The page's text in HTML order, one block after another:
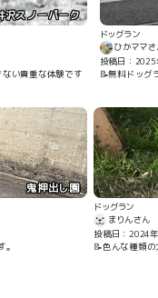
沢スノーパーク
ドッグラン
ひかママさ
投稿日：
📝無料ドッグ
鬼押出し園
ドッグラン
まりんさん
投稿日：2024
📝色んな種類